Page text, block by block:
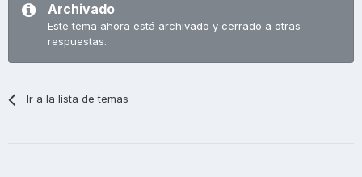
Archivado
Este tema ahora está archivado y cerrado a otras
respuestas.
Ir a la lista de temas